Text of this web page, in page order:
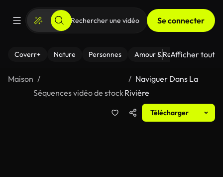
Se connecter
Coverr+ Nature Personnes Amour & Relations Le
Afficher tout
Maison
Séquences vidéo de stock
Naviguer Dans La
Rivière
Télécharger